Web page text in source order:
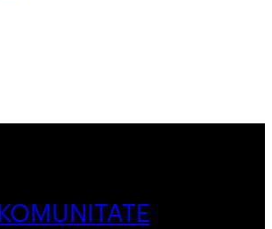
KOMUNITATE